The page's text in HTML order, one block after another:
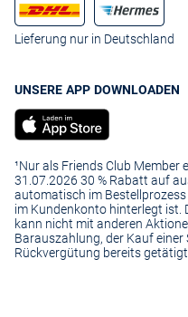
Lieferung nur in Deutschland
UNSERE APP DOWNLOADEN
¹Nur als Friends Club Member
31.07.2026 30 % Rabatt auf
automatisch im
im Kundenkonto hinterlegt ist.
kann nicht mit anderen
Barauszahlung, der Kauf
Rückvergütung bereits